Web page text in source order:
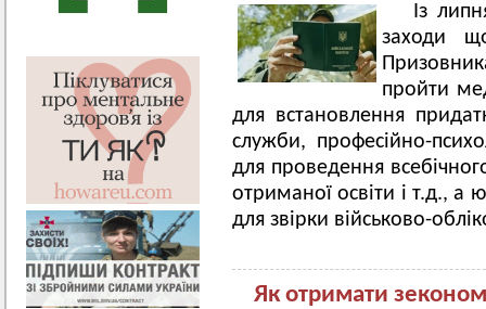
Із
заходи
пройти
для встановлення
служби, професійно-
для проведення
отриманої освіти і т.д., а
для звірки військово-
Як отримати